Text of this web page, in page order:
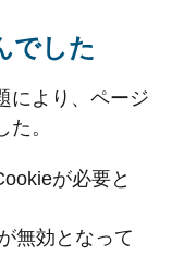
でした
により、ページ
。
が必要と
無効となって